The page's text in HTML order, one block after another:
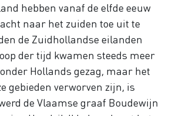
hebben vanaf de elfde eeuw
naar het zuiden toe uit te
de Zuidhollandse eilanden
der tijd kwamen steeds meer
Hollands gezag, maar het
gebieden verworven zijn, is
de Vlaamse graaf Boudewijn